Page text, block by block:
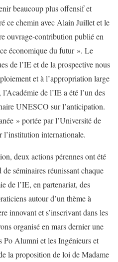
beaucoup plus offensif et
ce chemin avec Alain Juillet et le
ouvrage-contribution publié en
économique du futur ». Le
de l’IE et de la prospective nous
et à l’appropriation large
de l’IE a été l’un des
UNESCO sur l’anticipation.
» portée par l’Université de
l’institution internationale.
deux actions pérennes ont été
séminaires réunissant chaque
de l’IE, en partenariat, des
autour d’un thème à
innovant et s’inscrivant dans les
organisé en mars dernier une
Po Alumni et les Ingénieurs et
la proposition de loi de Madame